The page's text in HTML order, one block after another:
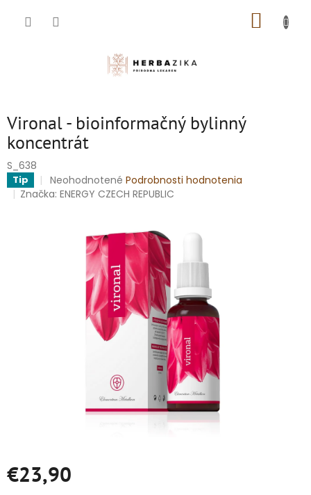
Vironal - bioinformačný bylinný
koncentrát
S_638
Tip
Priemerné
hodnotenie
hviezdičiek.
Neohodnotené Podrobnosti hodnotenia
Značka:ENERGY CZECH REPUBLIC
€23,90